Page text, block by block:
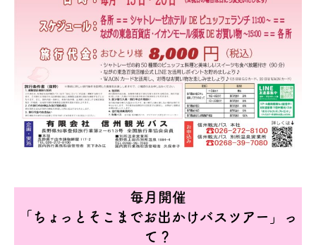
毎月開催
「ちょっとそこまでお出かけバスツアー」っ
て？